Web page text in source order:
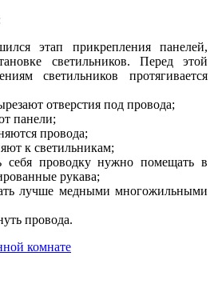
этап прикрепления панелей,
светильников. Перед этой
светильников протягивается
отверстия под провода;
панели;
провода;
к светильникам;
себя проводку нужно помещать в
рукава;
лучше медными многожильными
провода.